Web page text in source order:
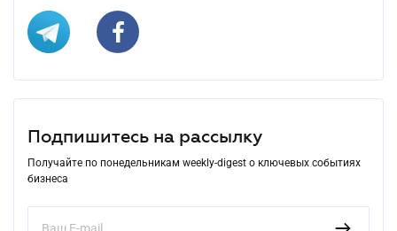
Подпишитесь на рассылку
Получайте по понедельникам weekly-digest о ключевых событиях
бизнеса